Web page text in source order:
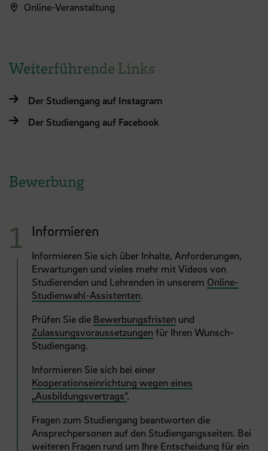
Online-Veranstaltung
Weiterführende Links
Der Studiengang auf Instagram
Der Studiengang auf Facebook
Bewerbung
Informieren
Informieren Sie sich über Inhalte, Anforderungen,
Erwartungen und vieles mehr mit Videos von
Studierenden und Lehrenden in unserem Online-
Studienwahl-Assistenten.
Prüfen Sie die Bewerbungsfristen und
Zulassungsvoraussetzungen für Ihren Wunsch-
Studiengang.
Informieren Sie sich bei einer
Kooperationseinrichtung wegen eines
„Ausbildungsvertrags“.
Fragen zum Studiengang beantworten die
Ansprechpersonen auf den Studiengangsseiten. Bei
weiteren Fragen rund um Ihre Entscheidung für ein